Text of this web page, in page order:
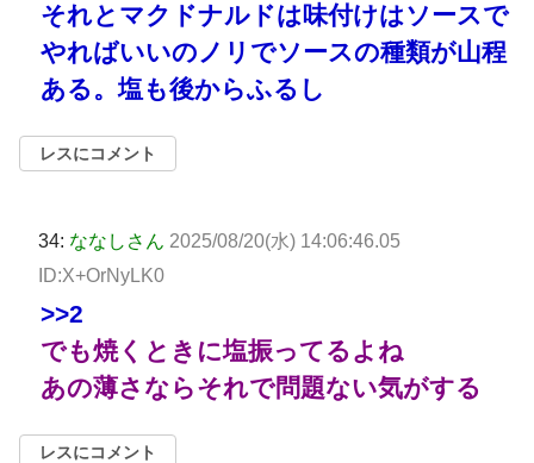
それとマクドナルドは味付けはソースで
やればいいのノリでソースの種類が山程
ある。塩も後からふるし
レスにコメント
34: ななしさん 2025/08/20(水) 14:06:46.05
ID:X+OrNyLK0
>>2
でも焼くときに塩振ってるよね
あの薄さならそれで問題ない気がする
レスにコメント